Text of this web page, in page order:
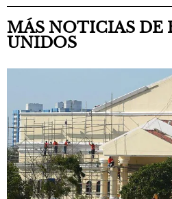
MÁS NOTICIAS DE
UNIDOS